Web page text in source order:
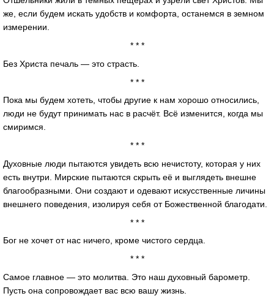
же, если будем искать удобств и комфорта, останемся в земном
измерении.
* * *
Без Христа печаль — это страсть.
* * *
Пока мы будем хотеть, чтобы другие к нам хорошо относились,
люди не будут принимать нас в расчёт. Всё изменится, когда мы
смиримся.
* * *
Духовные люди пытаются увидеть всю нечистоту, которая у них
есть внутри. Мирские пытаются скрыть её и выглядеть внешне
благообразными. Они создают и одевают искусственные личины
внешнего поведения, изолируя себя от Божественной благодати.
* * *
Бог не хочет от нас ничего, кроме чистого сердца.
* * *
Самое главное — это молитва. Это наш духовный барометр.
Пусть она сопровождает вас всю вашу жизнь.